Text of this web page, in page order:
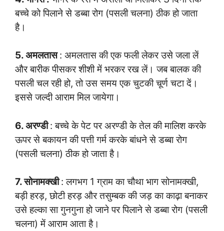
बच्चे को पिलाने से डब्बा रोग (पसली चलना) ठीक हो जाता
है।
5. अमलतास: अमलतास की एक फली लेकर उसे जला लें
और बारीक पीसकर शीशी में भरकर रख लें। जब बालक की
पसली चल रही हो, तो उस समय एक चुटकी चूर्ण चटा दें।
इससे जल्दी आराम मिल जायेगा।
6. अरण्डी: बच्चे के पेट पर अरण्डी के तेल की मालिश करके
ऊपर से बकायन की पत्ती गर्म करके बांधने से डब्बा रोग
(पसली चलना) ठीक हो जाता है।
7. सोनामक्खी: लगभग 1 ग्राम का चौथा भाग सोनामक्खी,
बड़ी हरड़, छोटी हरड़ और तसुम्बक की जड़ का काढ़ा बनाकर
उसे हल्का सा गुनगुना हो जाने पर पिलाने से डब्बा रोग (पसली
चलना) में आराम आता है।